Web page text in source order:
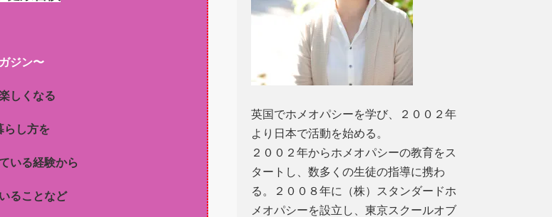
ジン〜
しくなる
らし方を
いる経験から
ることなど
英国でホメオパシーを学び、２００２年
より日本で活動を始める。
２００２年からホメオパシーの教育をス
タートし、数多くの生徒の指導に携わ
る。２００８年に（株）スタンダードホ
メオパシーを設立し、東京スクールオブ